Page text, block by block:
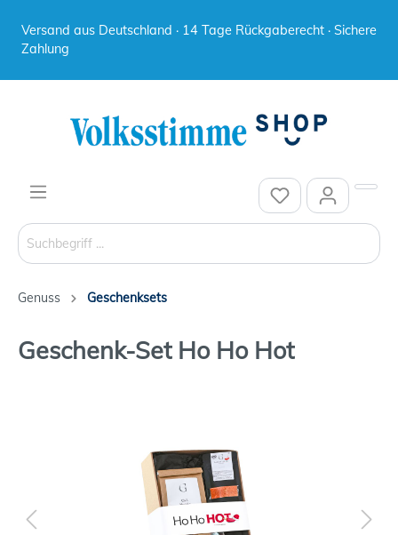
Versand aus Deutschland · 14 Tage Rückgaberecht · Sichere
Zahlung
Genuss Geschenksets
Geschenk-Set Ho Ho Hot